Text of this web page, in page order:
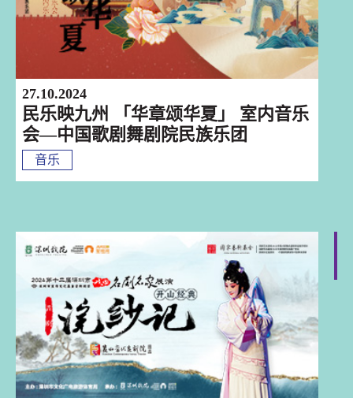
27.10.2024
民乐映九州 「华章颂华夏」 室内音乐
会—中国歌剧舞剧院民族乐团
音乐